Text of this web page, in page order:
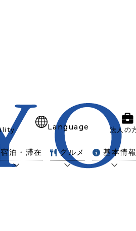
accessibility
Language
宿泊・滞在 グルメ 基本情報